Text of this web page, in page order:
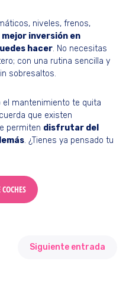
niveles, frenos,
mejor inversión en
hacer. No necesitas
con una rutina sencilla y
sobresaltos.
mantenimiento te quita
que existen
permiten disfrutar del
. ¿Tienes ya pensado tu
Siguiente entrada